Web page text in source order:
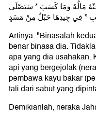
مَالُهُ وَمَا كَسَبَ * سَيَصْلَى
* فِي جِيدِهَا حَبْلٌ مِنْ مَسَدٍ
Artinya: "Binasalah
benar binasa dia.
apa yang dia usahakan.
api yang bergejolak
pembawa kayu bakar
tali dari sabut yang
Demikianlah, neraka